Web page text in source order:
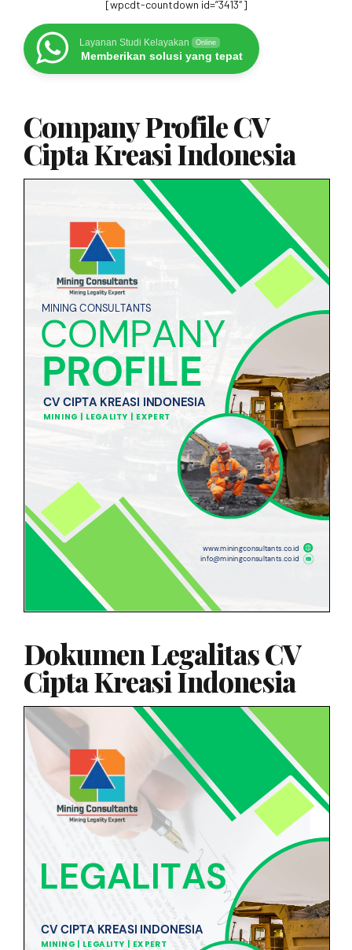
[wpcdt-countdown id=”3413″]
Layanan Studi Kelayakan Online
Memberikan solusi yang tepat
Company Profile CV
Cipta Kreasi Indonesia
Dokumen Legalitas CV
Cipta Kreasi Indonesia